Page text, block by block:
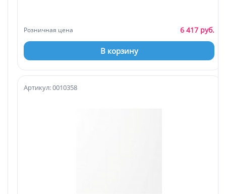
Розничная цена 6 417 руб.
В корзину
Артикул: 0010358